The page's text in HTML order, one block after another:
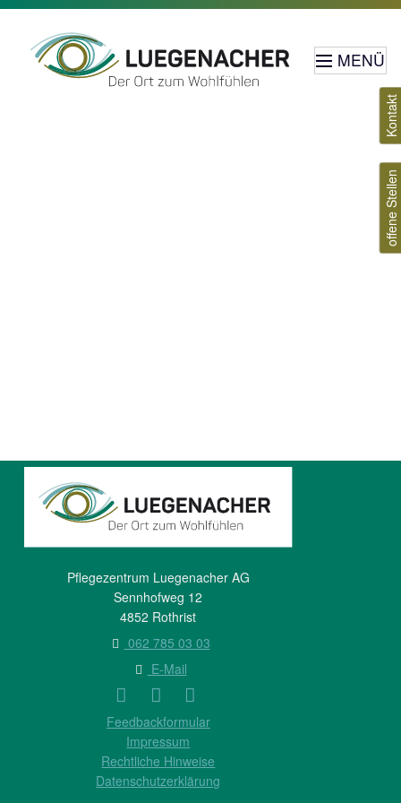
MENÜ
Pflegezentrum Luegenacher AG
Sennhofweg 12
4852 Rothrist
062 785 03 03
E-Mail
Feedbackformular
Impressum
Rechtliche Hinweise
Datenschutzerklärung
Kontakt
offene Stellen